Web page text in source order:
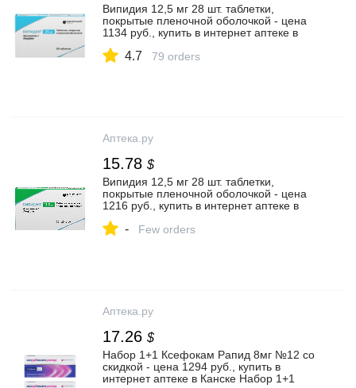
Випидия 12,5 мг 28 шт. таблетки,
покрытые пленочной оболочкой - цена
1134 руб., купить в интернет аптеке в
таблетки, покрытые пленочной
4.7 79 orders
Аптека.ру
15.78 $
Випидия 12,5 мг 28 шт. таблетки,
покрытые пленочной оболочкой - цена
1216 руб., купить в интернет аптеке в
таблетки, покрытые пленочной
- Few orders
Аптека.ру
17.26 $
Набор 1+1 Ксефокам Рапид 8мг №12 со
скидкой - цена 1294 руб., купить в
интернет аптеке в Канске Набор 1+1